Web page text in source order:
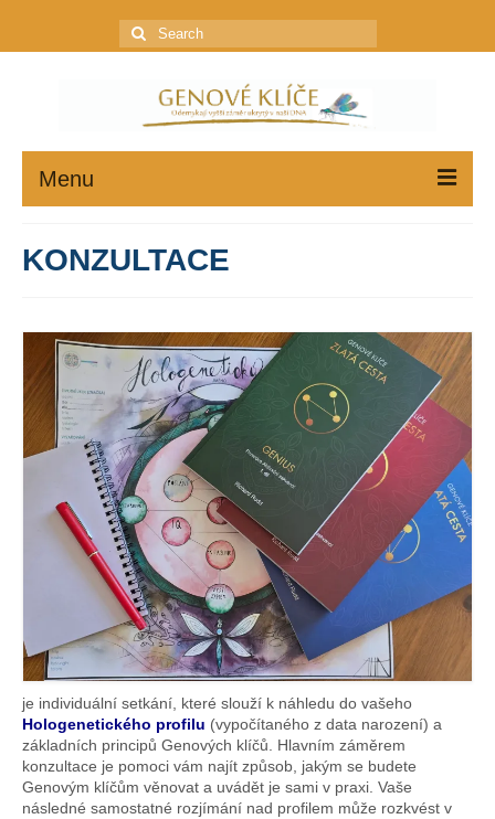
Search
for:
Menu
KONZULTACE
OBCHOD
Ceník poštovného a balného
Obchodní podmínky
Pravidla ochrany osobních údajů
AUDIOTÉKA
ČLÁNKY
AKCE
KLÍČOVÝ FESTIVAL
KONTAKTY
KONZULTACE
je individuální setkání, které slouží k náhledu do vašeho
Hologenetického profilu (vypočítaného z data narození) a
základních principů Genových klíčů. Hlavním záměrem
konzultace je pomoci vám najít způsob, jakým se budete
Genovým klíčům věnovat a uvádět je sami v praxi. Vaše
následné samostatné rozjímání nad profilem může rozkvést v